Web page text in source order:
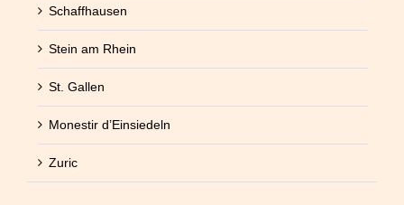
Schaffhausen
Stein am Rhein
St. Gallen
Monestir d’Einsiedeln
Zuric